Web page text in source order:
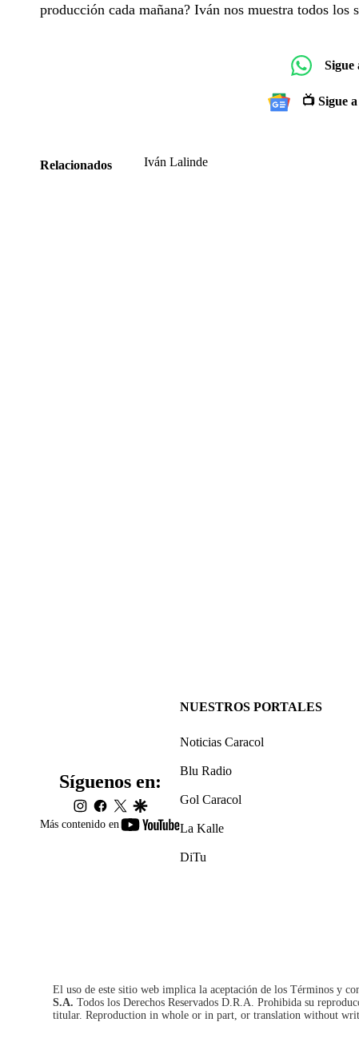
producción cada mañana? Iván nos muestra todos los
Sigue
📺 Sigue
Relacionados Iván Lalinde
Más contenido en
youtube-
Síguenos en:
instagram
facebook
twittergoogle
NUESTROS PORTALES
Noticias Caracol
Blu Radio
Gol Caracol
La Kalle
DiTu
El uso de este sitio web implica la aceptación de los Términos y
S.A. Todos los Derechos Reservados D.R.A. Prohibida su
titular. Reproduction in whole or in part, or translation without